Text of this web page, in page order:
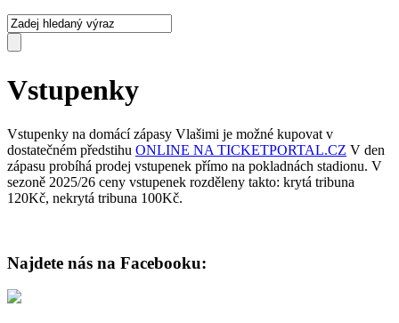
Vstupenky
Vstupenky na domácí zápasy Vlašimi je možné kupovat v
dostatečném předstihu ONLINE NA TICKETPORTAL.CZ V den
zápasu probíhá prodej vstupenek přímo na pokladnách stadionu. V
sezoně 2025/26 ceny vstupenek rozděleny takto: krytá tribuna
120Kč, nekrytá tribuna 100Kč.
Najdete nás na Facebooku: